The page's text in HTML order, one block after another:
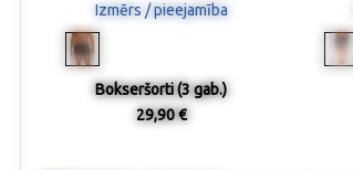
Izmērs / pieejamība
Bokseršorti (3 gab.)
29,90 €